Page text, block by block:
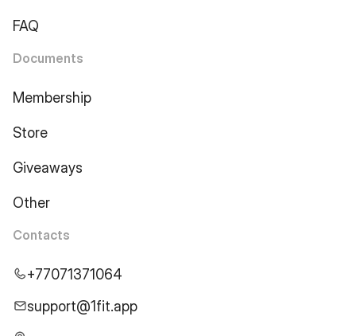
FAQ
Documents
Membership
Store
Giveaways
Other
Contacts
+77071371064
support@1fit.app